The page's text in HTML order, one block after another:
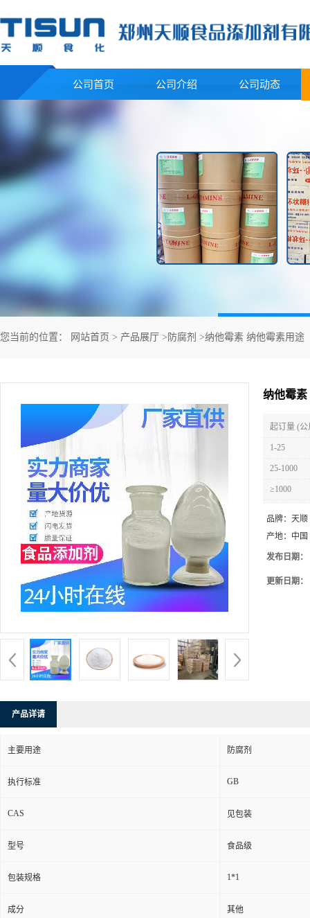
公司首页 公司介绍 公司动态
您当前的位置： 网站首页 > 产品展厅 > 防腐剂 >纳他霉素 纳他霉素用途
纳他霉素
起订量 (公
1-25
25-1000
≥1000
品牌： 天顺
产地： 中
发布日期：
更新日期：
产品详请
主要用途 防腐剂
执行标准 GB
CAS 见包装
型号 食品级
包装规格 1*1
成分 其他